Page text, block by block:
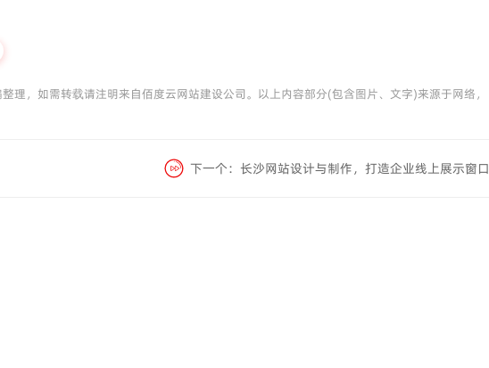
理，如需转载请注明来自佰度云网站建设公司。以上内容部分(包含图片、文字)来源于网络，
下一个：长沙网站设计与制作，打造企业线上展示窗口